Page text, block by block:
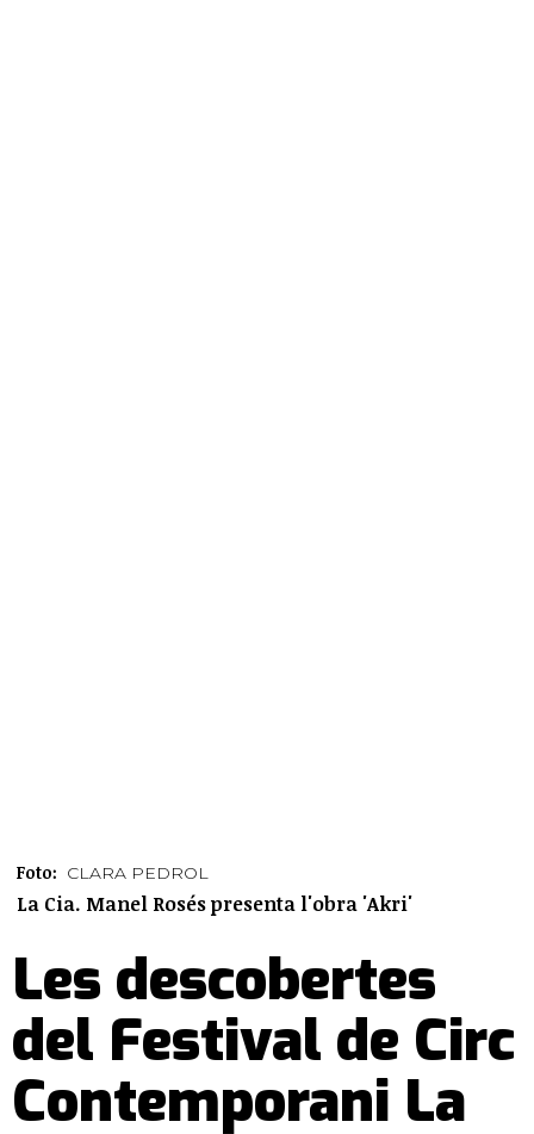
Foto: CLARA PEDROL
La Cia. Manel Rosés presenta l'obra 'Akri'
Les descobertes
del Festival de Circ
Contemporani La